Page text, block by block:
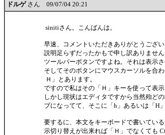
ドルゲさん 09/07/04 20:21
sinitiさん。こんばんは。
早速、コメントいただきありがとうござい
説明足らずだったかもで申し訳ありません
ツールバーボタンですよね。それは表示さ
そしてそのボタンにマウスカーソルを合
Ｈ」とあります。
ですので私はその「Ｈ」キーを使って表
しかし現状はエディタですから当然殆ど
ブになってて、そこに「h」あるいは「H
要するに、本文をキーボードで書いてい
示切り替えが出来れば「Ｈ」でなくても